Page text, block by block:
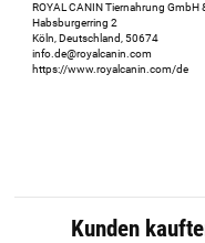
ROYAL CANIN Tiernahrung GmbH
Habsburgerring 2
Köln, Deutschland, 50674
info.de@royalcanin.com
https://www.royalcanin.com/de
Kunden